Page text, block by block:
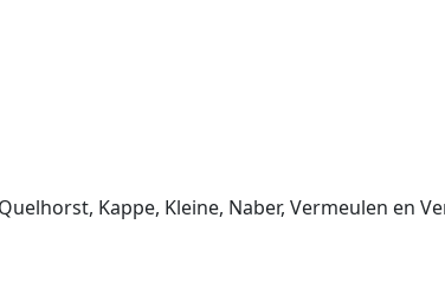
Kappe, Kleine, Naber, Vermeulen en